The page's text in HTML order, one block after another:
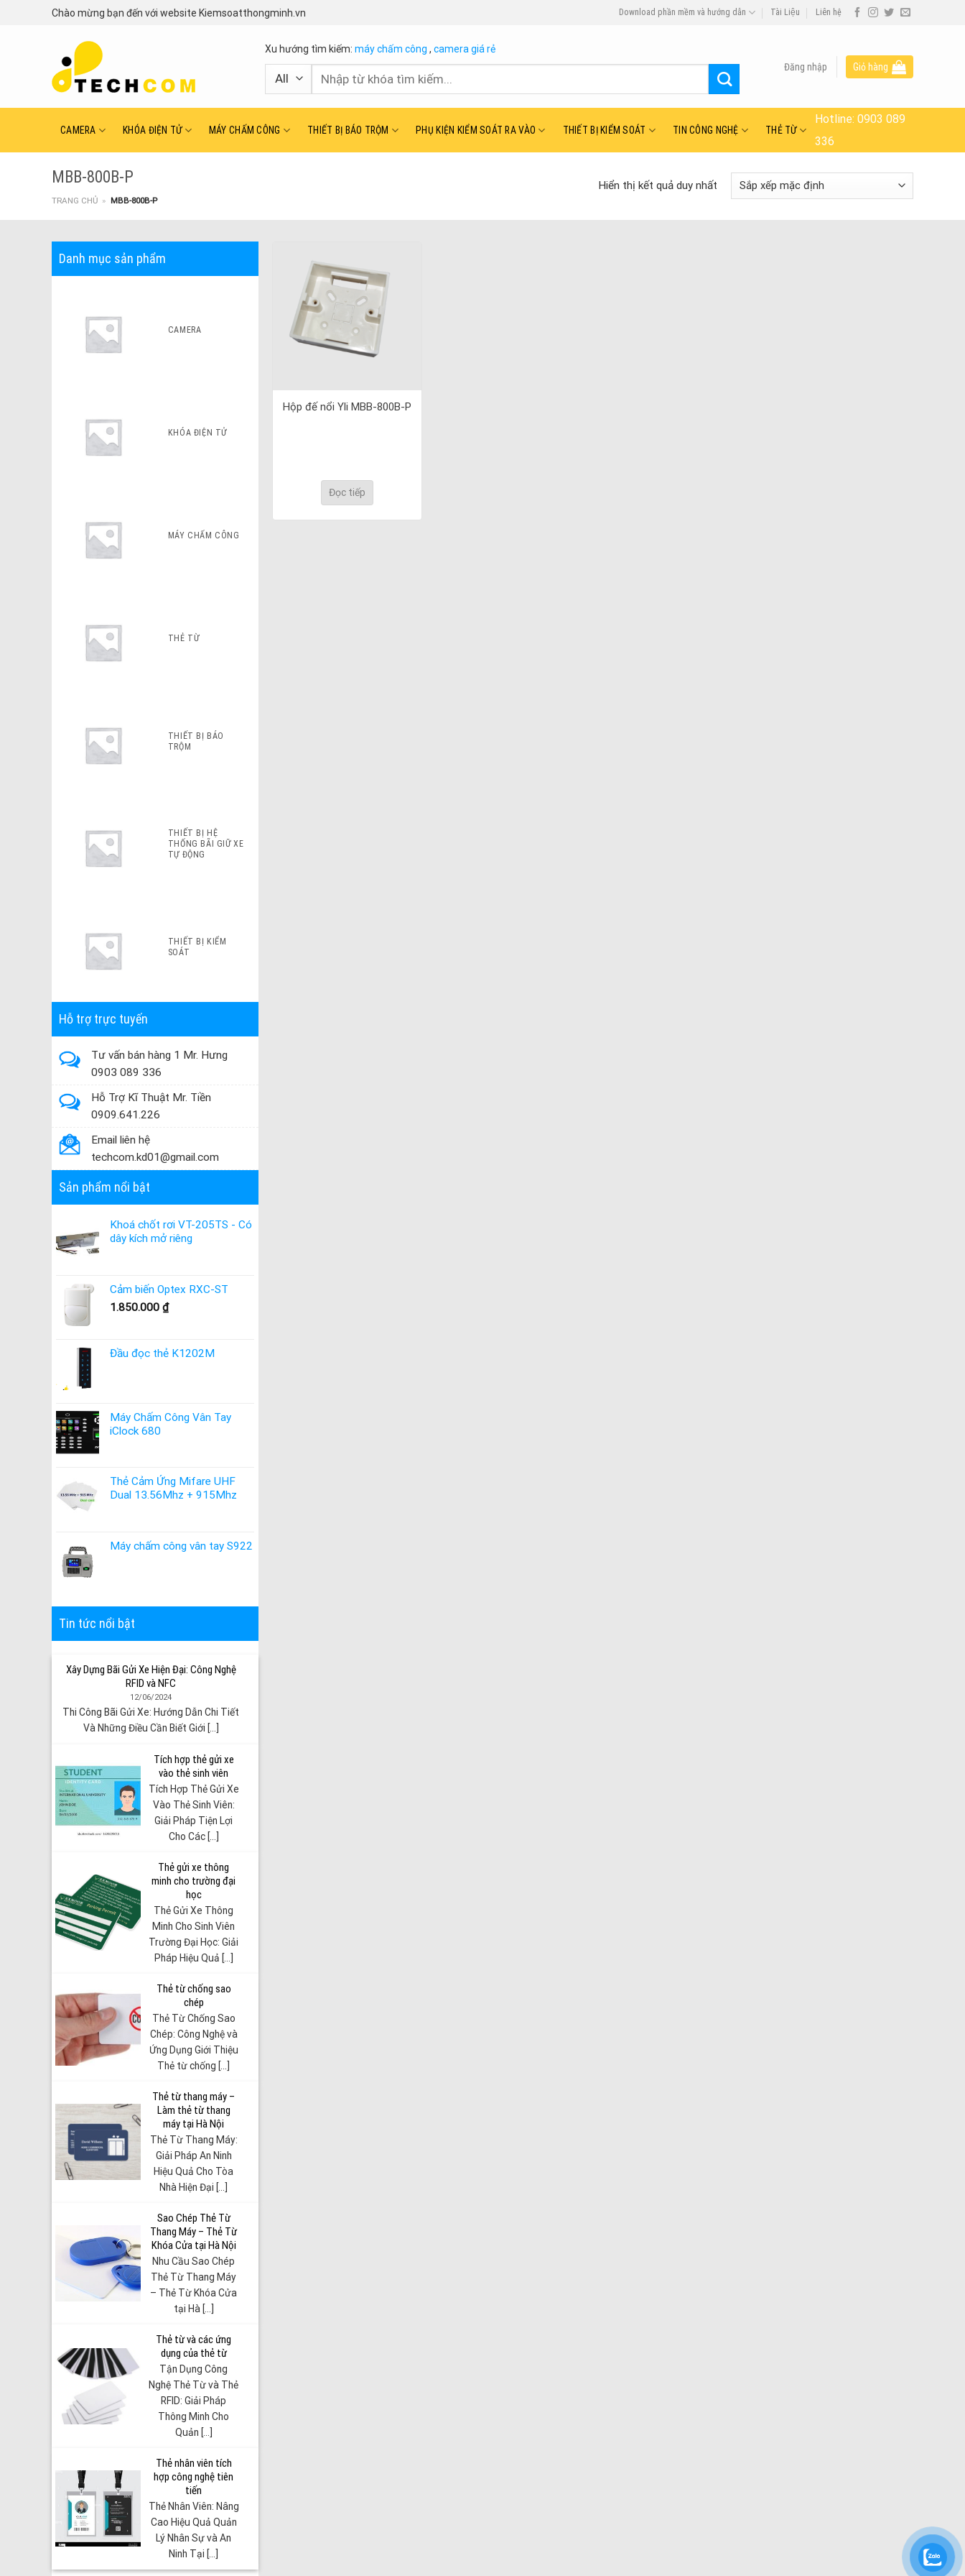
Chào mừng bạn đến với website Kiemsoatthongminh.vn Download phần mềm và hướng dẫn Tài Liệu Liên hệ
Xu hướng tìm kiếm: máy chấm công , camera giá rẻ
Tìm
Đăng nhập Giỏ hàng
CAMERA KHÓA ĐIỆN TỬ MÁY CHẤM CÔNG THIẾT BỊ BÁO TRỘM PHỤ KIỆN KIỂM SOÁT RA VÀO THIẾT BỊ KIỂM SOÁT TIN CÔNG NGHỆ THẺ TỪ
Hotline:0903 089
336
MBB-800B-P
TRANG CHỦ » MBB-800B-P
Hiển thị kết quả duy nhất
Danh mục sản phẩm
CAMERA
KHÓA ĐIỆN TỬ
MÁY CHẤM CÔNG
THẺ TỪ
THIẾT BỊ BÁO
TRỘM
THIẾT BỊ HỆ
THỐNG BÃI GIỮ XE
TỰ ĐỘNG
THIẾT BỊ KIỂM
SOÁT
Hỗ trợ trực tuyến
Tư vấn bán hàng 1 Mr. Hưng
0903 089 336
Hỗ Trợ Kĩ Thuật Mr. Tiền
0909.641.226
Email liên hệ
techcom.kd01@gmail.com
Sản phẩm nổi bật
Khoá chốt rơi VT-205TS - Có
dây kích mở riêng
Cảm biến Optex RXC-ST
1.850.000 ₫
Đầu đọc thẻ K1202M
Máy Chấm Công Vân Tay
iClock 680
Thẻ Cảm Ứng Mifare UHF
Dual 13.56Mhz + 915Mhz
Máy chấm công vân tay S922
Tin tức nổi bật
Xây Dựng Bãi Gửi Xe Hiện Đại: Công Nghệ
RFID và NFC
12/06/2024
Thi Công Bãi Gửi Xe: Hướng Dẫn Chi Tiết
Và Những Điều Cần Biết Giới [...]
Tích hợp thẻ gửi xe
vào thẻ sinh viên
Tích Hợp Thẻ Gửi Xe
Vào Thẻ Sinh Viên:
Giải Pháp Tiện Lợi
Cho Các [...]
Thẻ gửi xe thông
minh cho trường đại
học
Thẻ Gửi Xe Thông
Minh Cho Sinh Viên
Trường Đại Học: Giải
Pháp Hiệu Quả [...]
Thẻ từ chống sao
chép
Thẻ Từ Chống Sao
Chép: Công Nghệ và
Ứng Dụng Giới Thiệu
Thẻ từ chống [...]
Thẻ từ thang máy –
Làm thẻ từ thang
máy tại Hà Nội
Thẻ Từ Thang Máy:
Giải Pháp An Ninh
Hiệu Quả Cho Tòa
Nhà Hiện Đại [...]
Sao Chép Thẻ Từ
Thang Máy – Thẻ Từ
Khóa Cửa tại Hà Nội
Nhu Cầu Sao Chép
Thẻ Từ Thang Máy
– Thẻ Từ Khóa Cửa
tại Hà [...]
Thẻ từ và các ứng
dụng của thẻ từ
Tận Dụng Công
Nghệ Thẻ Từ và Thẻ
RFID: Giải Pháp
Thông Minh Cho
Quản [...]
Thẻ nhân viên tích
hợp công nghệ tiên
tiến
Thẻ Nhân Viên: Nâng
Cao Hiệu Quả Quản
Lý Nhân Sự và An
Ninh Tại [...]
Hộp đế nổi Yli MBB-800B-P
Đọc tiếp